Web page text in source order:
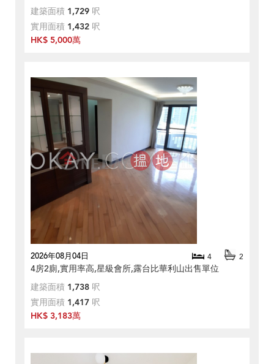
建築面積 1,729 呎
實用面積 1,432 呎
HK$ 5,000萬
2026年08月04日 4 2
4房2廁,實用率高,星級會所,露台比華利山出售單位
建築面積 1,738 呎
實用面積 1,417 呎
HK$ 3,183萬